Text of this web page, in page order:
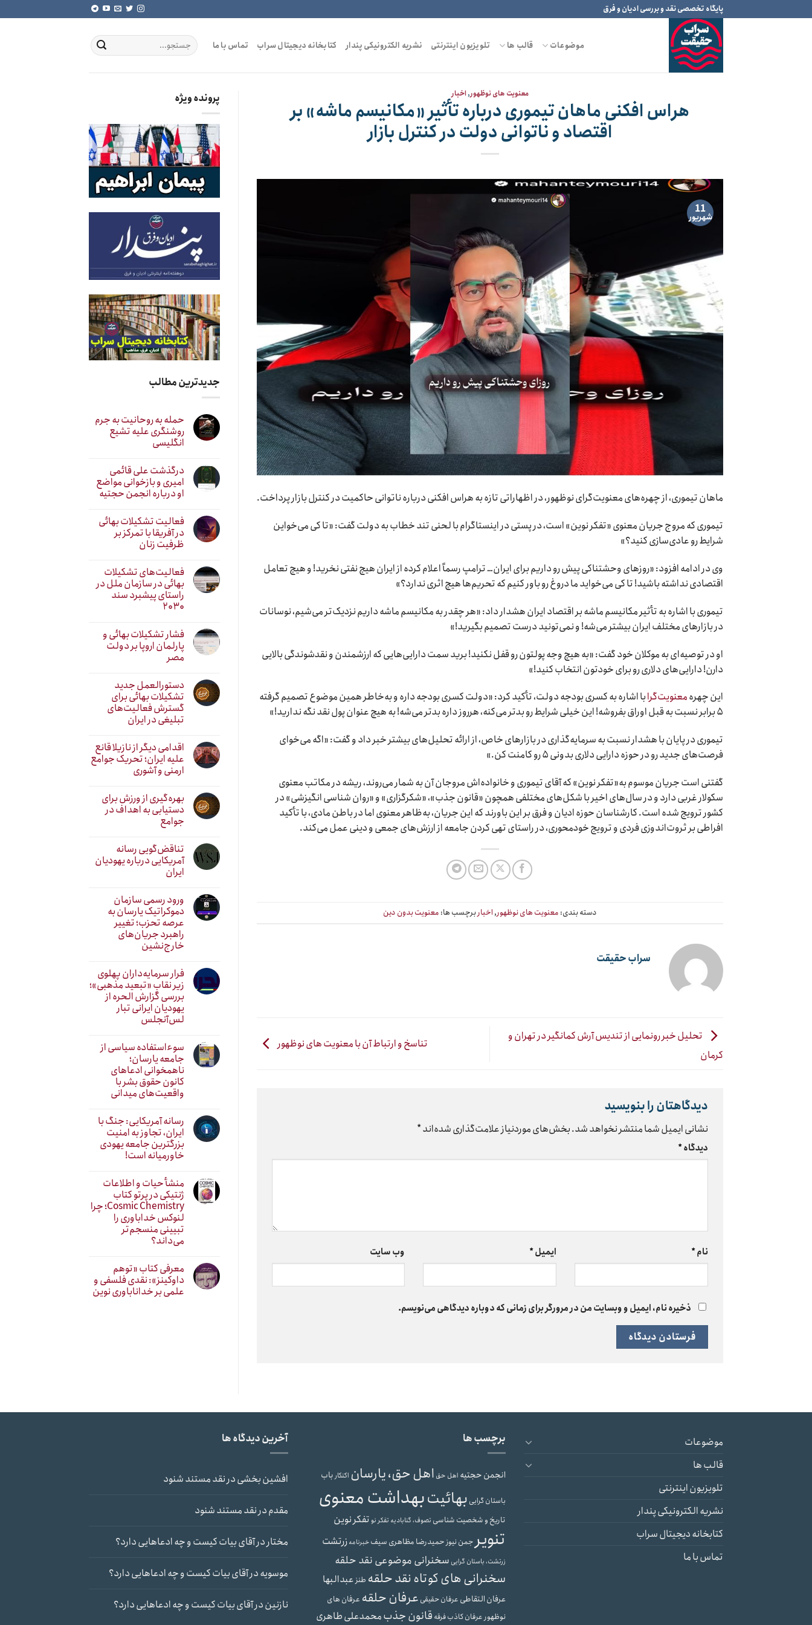
to
پایگاه تخصصی نقد و بررسی ادیان و فرق
موضوعات قالب ها تلویزیون اینترنتی نشریه الکترونیکی پندار کتابخانه دیجیتال سراب تماس با ما
معنویت های نوظهور,اخبار
هراس افکنی ماهان تیموری درباره تأثیر «مکانیسم ماشه» بر
اقتصاد و ناتوانی دولت در کنترل بازار
11
شهریور
ماهان تیموری، از چهره‌های معنویت‌گرای نوظهور، در اظهاراتی تازه به هراس افکنی درباره ناتوانی حاکمیت در کنترل بازار پرداخت.
تیموری که مروج جریان معنوی «تفکر نوین» است، در پستی در اینستاگرام با لحنی تند خطاب به دولت گفت: «تا کی می‌خواین
شرایط رو عادی‌سازی کنید؟»
وی در ادامه افزود: «روزهای وحشتناکی پیش رو داریم برای ایران… ترامپ رسماً اعلام کرده از ایران هیچ نفتی نخرید! و هیچ تعامل
اقتصادی نداشته باشید! تا کی می‌خواید ما دروغ رو باور کنیم که تحریم‌ها هیچ اثری ندارد؟»
تیموری با اشاره به تأثیر مکانیسم ماشه بر اقتصاد ایران هشدار داد: «هر چقدر به مکانیسم ماشه داریم نزدیک‌تر می‌شیم، نوسانات
در بازارهای مختلف ایران بیشتر می‌شه! و نمی‌تونید درست تصمیم بگیرید!»
او در توصیه‌ای به موکلان خود گفت: «به هیچ وجه پولتون رو قفل نکنید! برید سمت دارایی‌هایی که ارزشمندن و نقدشوندگی بالایی
دارن! دارایی‌های دلاری رو برای خودتون انتخاب کنید!»
این چهرهمعنویت‌گرابا اشاره به کسری بودجه دولت، تأکید کرد: «دولت کسری بودجه داره و به‌خاطر همین موضوع تصمیم گرفته
۵ برابر نسبت به قبل اوراق بفروشه! این خیلی شرایط رو بدتر می‌کنه، هرروز داره بدتر می‌شه! به هیچ عنوان پول نقد نگه ندارید!»
تیموری در پایان با هشدار نسبت به سرمایه‌گذاری در بازارهای خاص، از ارائه تحلیل‌های بیشتر خبر داد و گفت: «اگه می‌خوای
فرصت‌های جدید رو در حوزه دارایی دلاری بدونی ۵ رو کامنت کن.»
گفتنی است جریان موسوم به«تفکر نوین» که آقای تیموری و خانواده‌اش مروجان آن به شمار می‌روند، ریشه در مکاتب معنوی
سکولار غربی دارد و در سال‌های اخیر با شکل‌های مختلفی همچون «قانون جذب»، «شکرگزاری» و «روان شناسی انگیزشی» در
کشور ترویج شده است. کارشناسان حوزه ادیان و فرق بر این باورند که این جریان، به‌ظاهر معنوی اما در باطن مادی، با تأکید
افراطی بر ثروت‌اندوزی فردی و ترویج خودمحوری، در راستای تهی کردن جامعه از ارزش‌های جمعی و دینی عمل می‌کند.
دسته بندی: معنویت های نوظهور,اخباربرچسب ها: معنویت بدون دین
سراب حقیقت
تحلیل خبر رونمایی از تندیس آرش کمانگیر در تهران و
کرمان
تناسخ و ارتباط آن با معنویت های نوظهور
دیدگاهتان را بنویسید
نشانی ایمیل شما منتشر نخواهد شد.بخش‌های موردنیاز علامت‌گذاری شده‌اند*
دیدگاه*
نام* ایمیل* وب‌ سایت
ذخیره نام، ایمیل و وبسایت من در مرورگر برای زمانی که دوباره دیدگاهی می‌نویسم.
پرونده ویژه
جدیدترین مطالب
حمله به روحانیت به جرم
روشنگری علیه تشیع
انگلیسی
درگذشت علی قائمی
امیری و بازخوانی مواضع
او درباره انجمن حجتیه
فعالیت تشکیلات بهائی
در آفریقا با تمرکز بر
ظرفیت زنان
فعالیت‌های تشکیلات
بهائی در سازمان ملل در
راستای پیشبرد سند
۲۰۳۰
فشار تشکیلات بهائی و
پارلمان اروپا بر دولت
مصر
دستورالعمل جدید
تشکیلات بهائی برای
گسترش فعالیت‌های
تبلیغی در ایران
اقدامی دیگر از نازیلا قانع
علیه ایران؛ تحریک جوامع
ارمنی و آشوری
بهره‌گیری از ورزش برای
دستیابی به اهداف در
جوامع
تناقض‌گویی رسانه
آمریکایی درباره یهودیان
ایران
ورود رسمی سازمان
دموکراتیک یارسان به
عرصه تحزب؛ تغییر
راهبرد جریان‌های
خارج‌نشین
فرار سرمایه‌داران پهلوی
زیر نقابِ «تبعید مذهبی»؛
بررسی گزارش الحره از
یهودیان ایرانی تبار
لس‌آنجلس
سوءاستفاده سیاسی از
جامعه یارسان؛
ناهمخوانی ادعاهای
کانون حقوق بشر با
واقعیت‌های میدانی
رسانه آمریکایی: جنگ با
ایران، تجاوز به امنیت
بزرگترین جامعه یهودی
خاورمیانه است!
منشأ حیات و اطلاعات
ژنتیکی در پرتو کتاب
Cosmic Chemistry؛ چرا
لنوکس خداباوری را
تبیینی منسجم‌تر
می‌داند؟
معرفی کتاب «توهم
داوکینز»: نقدی فلسفی و
علمی بر خداناباوری نوین
موضوعات
قالب ها
تلویزیون اینترنتی
نشریه الکترونیکی پندار
کتابخانه دیجیتال سراب
تماس با ما
برچسب ها
انجمن حجتیه اهل حق اهل حق، یارسان اکنکارباب
باستان گرایی بهائیتبهداشت معنوی
تاریخ و شخصیت شناسی تصوف، گنابادیه تفکر نوتفکر نوین
تنویرجمن نیوزحمیدرضا مظاهری سیفخبرنامهزرتشت
زرتشت، باستان گرایی سخنرانی موضوعی نقد حلقه
سخنرانی های کوتاه نقد حلقه طنزعبدالبها
عرفان التقاطی عرفان حقیقی عرفان حلقه عرفان های
نوظهورعرفان کاذبفرقه قانون جذبمحمدعلی طاهری
آخرین دیدگاه ها
افشین بخشیدرنقد مستند شنود
مقدمدرنقد مستند شنود
مختاردرآقای بیات کیست و چه ادعاهایی دارد؟
موسویهدرآقای بیات کیست و چه ادعاهایی دارد؟
نازنیندرآقای بیات کیست و چه ادعاهایی دارد؟